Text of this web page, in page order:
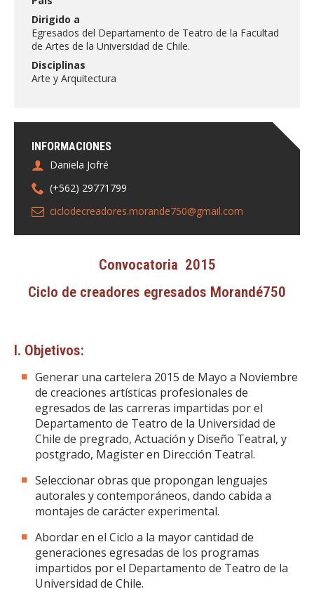
INFORMACIONES
Daniela Jofré
(+562) 29771799
ciclodecreadores.morande750@gmail.com
Dirigido a
Egresados del Departamento de Teatro de la Facultad
de Artes de la Universidad de Chile.
Disciplinas
Arte y Arquitectura
Convocatoria 2015
Ciclo de creadores egresados Morandé750
I. Objetivos:
Generar una cartelera 2015 de Mayo a Noviembre
de creaciones artísticas profesionales de
egresados de las carreras impartidas por el
Departamento de Teatro de la Universidad de
Chile de pregrado, Actuación y Diseño Teatral, y
postgrado, Magister en Dirección Teatral.
Seleccionar obras que propongan lenguajes
autorales y contemporáneos, dando cabida a
montajes de carácter experimental.
Abordar en el Ciclo a la mayor cantidad de
generaciones egresadas de los programas
impartidos por el Departamento de Teatro de la
Universidad de Chile.